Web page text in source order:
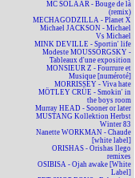
MC SOLAAR - Bouge de là
(remix)
MECHAGODZILLA - Planet X
Michael JACKSON - Michael
Vs Michael
MINK DEVILLE - Sportin' life
Modeste MOUSSORGSKY -
Tableaux d'une exposition
MONSIEUR Z - Fourrure et
Musique [numéroté]
MORRISSEY - Viva hate
MÖTLEY CRÜE - Smokin' in
the boys room
Murray HEAD - Sooner or later
MUSTANG Kollektion Herbst
Winter 83
Nanette WORKMAN - Chaude
[white label]
ORISHAS - Orishas llego
remixes
OSIBISA - Ojah awake [White
Label]